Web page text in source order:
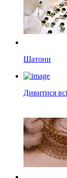
Шатони
Дивитися всі